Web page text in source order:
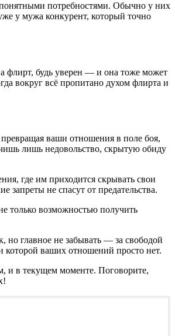
потребностями. Обычно у них
у мужа конкурент, который точно
флирт, будь уверен — и она тоже может
вокруг всё пропитано духом флирта и
ваши отношения в поле боя,
лишь недовольство, скрытую обиду
где им приходится скрывать свои
не спасут от предательства.
только возможностью получить
главное не забывать — за свободой
которой ваших отношений просто нет.
и в текущем моменте. Поговорите,